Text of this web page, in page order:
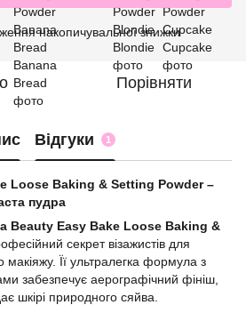
накопичувальної знижки
Порівняти
Відгуки 1
Loose Baking & Setting Powder –
пудра
Beauty Easy Bake Loose Baking &
секрет візажистів для
макіяжу. Її ультралегка формула з
забезпечує аерографічний фініш,
шкірі природного сяйва.